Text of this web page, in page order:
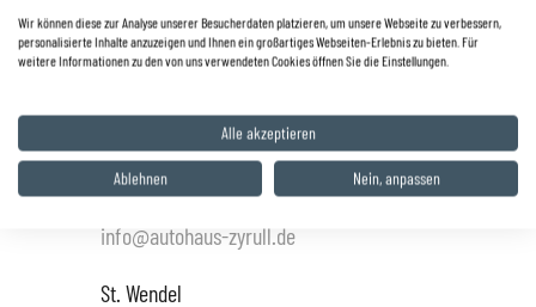
Saarlouis
0 68 31 / 89 41 40
Saarwellingen
0 68 38 / 86 48 80
info@autohaus-zyrull.de
St. Wendel
Wir können diese zur Analyse unserer Besucherdaten platzieren, um unsere Webseite zu verbessern,
personalisierte Inhalte anzuzeigen und Ihnen ein großartiges Webseiten-Erlebnis zu bieten. Für
weitere Informationen zu den von uns verwendeten Cookies öffnen Sie die Einstellungen.
Alle akzeptieren
Ablehnen Nein, anpassen